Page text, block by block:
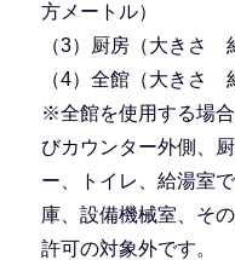
方メートル）
（3）厨房（大きさ
（4）全館（大きさ
※全館を使用する場
びカウンター外側、
ー、トイレ、給湯室
庫、設備機械室、そ
許可の対象外です。